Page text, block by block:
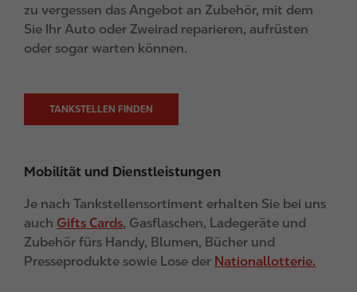
zu vergessen das Angebot an Zubehör, mit dem
Sie Ihr Auto oder Zweirad reparieren, aufrüsten
oder sogar warten können.
TANKSTELLEN FINDEN
Mobilität und Dienstleistungen
Je nach Tankstellensortiment erhalten Sie bei uns
auch Gifts Cards, Gasflaschen, Ladegeräte und
Zubehör fürs Handy, Blumen, Bücher und
Presseprodukte sowie Lose der Nationallotterie.